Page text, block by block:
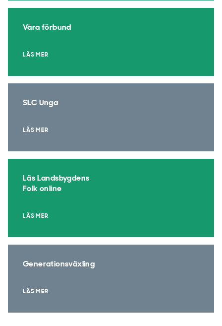
Våra förbund
LÄS MER
SLC Unga
LÄS MER
Läs Landsbygdens
Folk online
LÄS MER
Generationsväxling
LÄS MER